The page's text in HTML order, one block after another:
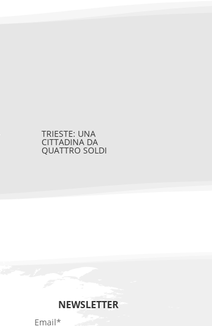
TRIESTE: UNA
CITTADINA DA
QUATTRO SOLDI
NEWSLETTER
Email*